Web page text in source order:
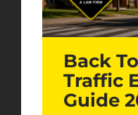
Back
Traffic
Guide